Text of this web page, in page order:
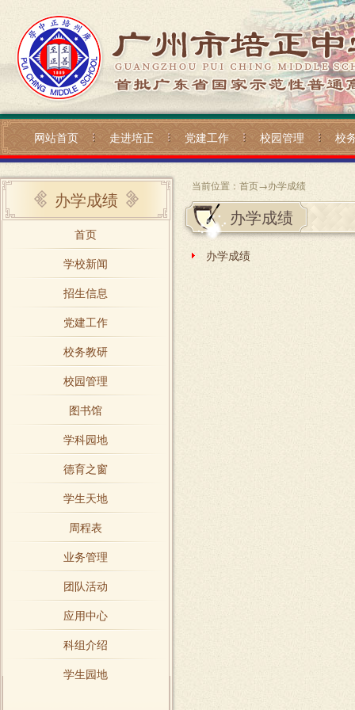
网站首页 走进培正 党建工作 校园管理 校
办学成绩
首页
学校新闻
招生信息
党建工作
校务教研
校园管理
图书馆
学科园地
德育之窗
学生天地
周程表
业务管理
团队活动
应用中心
科组介绍
学生园地
当前位置： 首页→办学成绩
办学成绩
办学成绩